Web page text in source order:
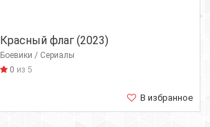
Красный флаг (2023)
Боевики / Сериалы
0 из 5
В избранное